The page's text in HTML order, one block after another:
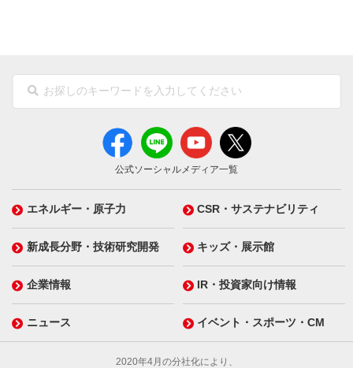
公式ソーシャルメディア一覧
エネルギー・原子力 CSR・サステナビリティ
新成長分野・技術研究開発 キッズ・展示館
企業情報 IR・投資家向け情報
ニュース イベント・スポーツ・CM
2020年4月の分社化により、